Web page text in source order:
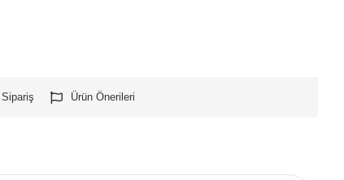
Ürün Önerileri